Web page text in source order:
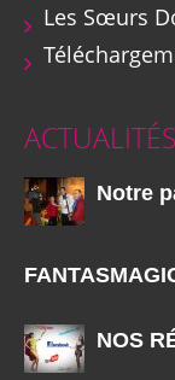
Les Sœurs
ACTUALITÉS
Notre
NOS